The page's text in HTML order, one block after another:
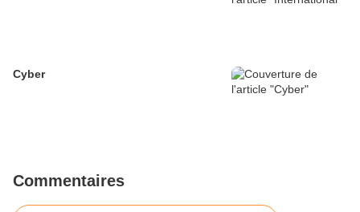
Cyber
Commentaires